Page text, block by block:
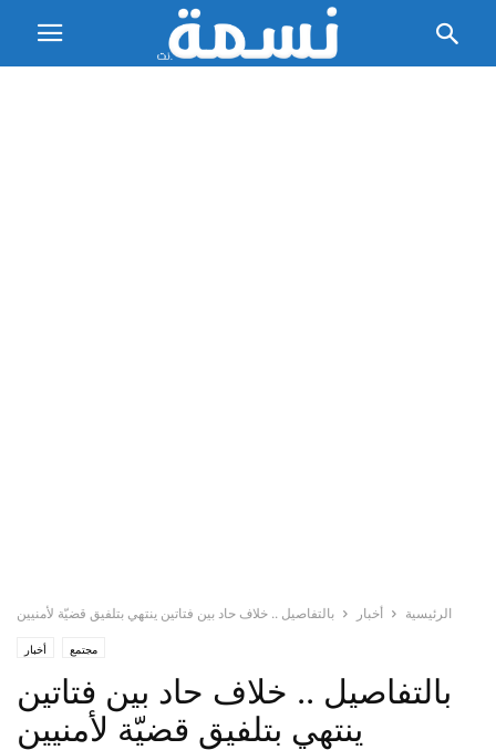
الرئيسية أخبار بالتفاصيل .. خلاف حاد بين فتاتين ينتهي بتلفيق قضيّة لأمنيين
أخبار مجتمع
بالتفاصيل .. خلاف حاد بين فتاتين
ينتهي بتلفيق قضيّة لأمنيين